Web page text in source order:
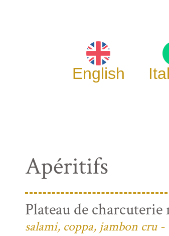
English
Apéritifs
Plateau de
salami, coppa, jambon cru